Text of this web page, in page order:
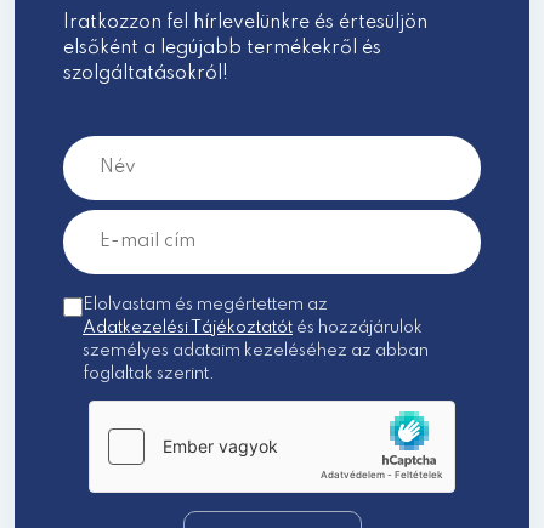
Iratkozzon fel hírlevelünkre és értesüljön
elsőként a legújabb termékekről és
szolgáltatásokról!
Elolvastam és megértettem az
Adatkezelési Tájékoztatót és hozzájárulok
személyes adataim kezeléséhez az abban
foglaltak szerint.